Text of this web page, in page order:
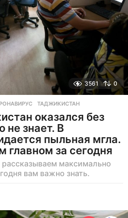
3561 0
,ТАДЖИКИСТАН
оказался без
не знает. В
пыльная мгла.
главном за сегодня
максимально
вам важно знать.